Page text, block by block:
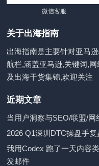
微信客服
关于出海指南
出海指南是主要针对亚马
航栏,涵盖亚马逊,关键词,
及出海干货集锦,欢迎关注
近期文章
当用户洞察与SEO/联盟/
2026 Q1深圳DTC操盘手
我用Codex 跑了一天内容
发邮件